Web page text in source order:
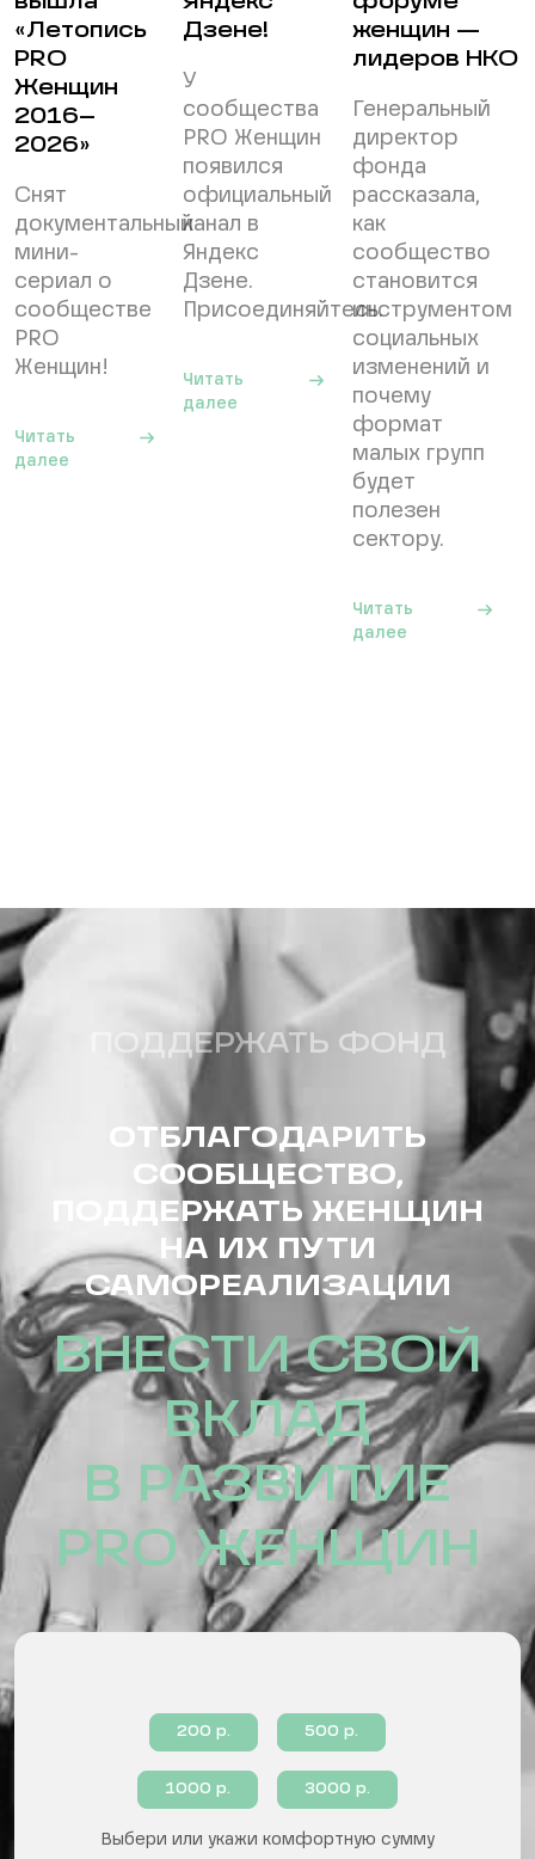
«Летопись
PRO
Женщин
2016–
2026»
Снят
документальный
мини-
сериал о
сообществе
PRO
Женщин!
Читать
далее
Дзене!
У
сообщества
PRO Женщин
появился
официальный
канал в
Яндекс
Дзене.
Присоединяйтесь.
Читать
далее
женщин —
лидеров НКО
Генеральный
директор
фонда
рассказала,
как
сообщество
становится
инструментом
социальных
изменений и
почему
формат
малых групп
будет
полезен
сектору.
Читать
далее
ПОДДЕРЖАТЬ ФОНД
ОТБЛАГОДАРИТЬ
СООБЩЕСТВО,
ПОДДЕРЖАТЬ ЖЕНЩИН
НА ИХ ПУТИ
САМОРЕАЛИЗАЦИИ
ВНЕСТИ СВОЙ
ВКЛАД
В РАЗВИТИЕ
PRO ЖЕНЩИН
200 р. 500 р.
1000 р. 3000 р.
Выбери или укажи комфортную сумму